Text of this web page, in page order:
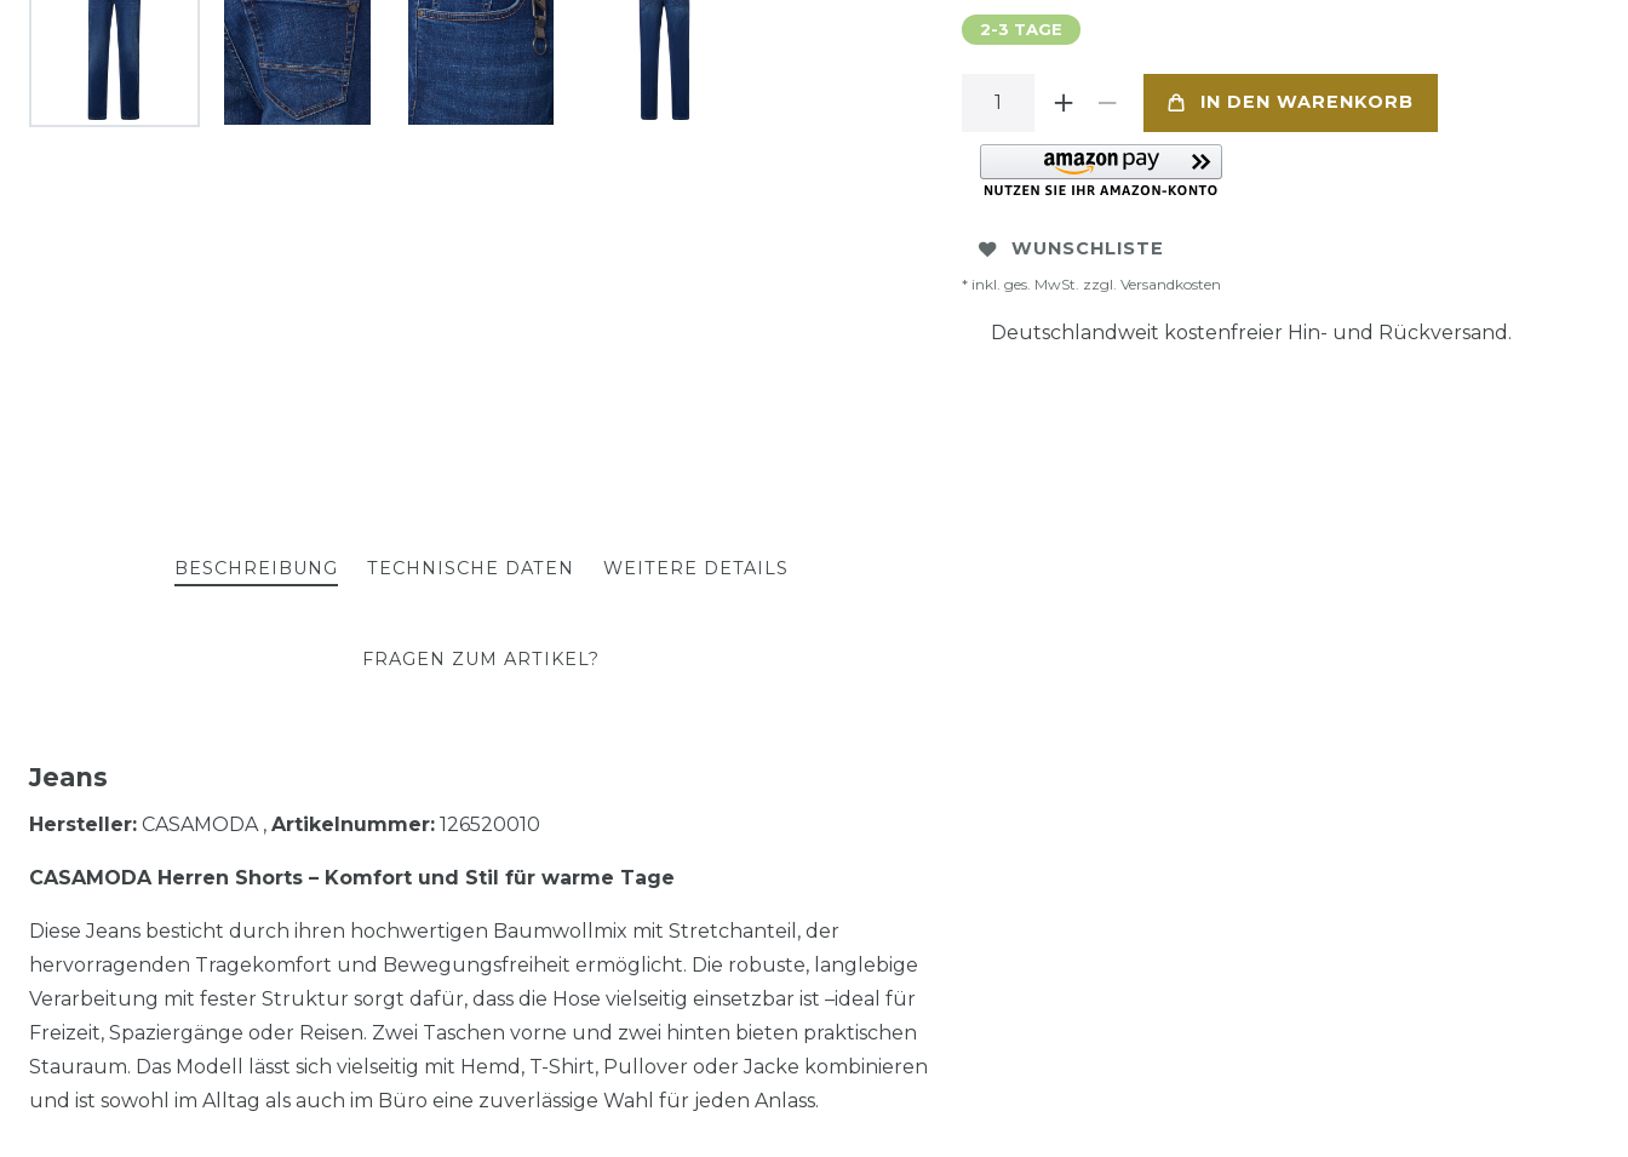
2-3 TAGE
IN DEN WARENKORB
WUNSCHLISTE
* inkl. ges. MwSt. zzgl. Versandkosten
Deutschlandweit kostenfreier Hin- und Rückversand.
BESCHREIBUNG TECHNISCHE DATEN WEITERE DETAILS
FRAGEN ZUM ARTIKEL?
Jeans
Hersteller: CASAMODA , Artikelnummer: 126520010
CASAMODA Herren Shorts – Komfort und Stil für warme Tage
Diese Jeans besticht durch ihren hochwertigen Baumwollmix mit Stretchanteil, der
hervorragenden Tragekomfort und Bewegungsfreiheit ermöglicht. Die robuste, langlebige
Verarbeitung mit fester Struktur sorgt dafür, dass die Hose vielseitig einsetzbar ist –ideal für
Freizeit, Spaziergänge oder Reisen. Zwei Taschen vorne und zwei hinten bieten praktischen
Stauraum. Das Modell lässt sich vielseitig mit Hemd, T-Shirt, Pullover oder Jacke kombinieren
und ist sowohl im Alltag als auch im Büro eine zuverlässige Wahl für jeden Anlass.